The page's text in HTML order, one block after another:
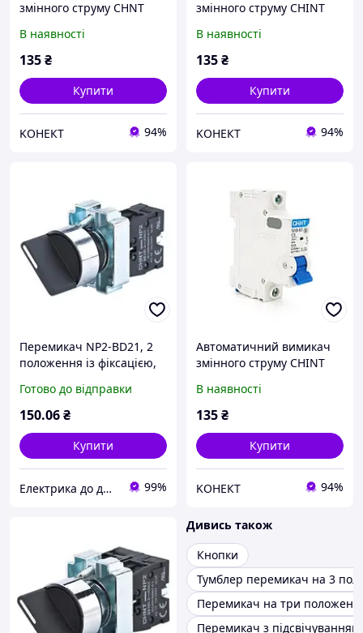
змінного струму CHNT
В наявності
135₴
Купити
KОНЕКТ 94%
змінного струму CHINT
В наявності
135₴
Купити
KОНЕКТ 94%
Перемикач NP2-BD21, 2
положення із фіксацією,
Готово до відправки
150.06₴
Купити
Електрика до дрібниць 99%
Автоматичний вимикач
змінного струму CHINT
В наявності
135₴
Купити
KОНЕКТ 94%
Дивись також
Кнопки
Тумблер перемикач на 3
Перемикач на три
Перемикач з підсвічуванням